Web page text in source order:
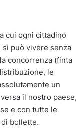
cui ogni cittadino
può vivere senza
concorrenza (finta
le
un
il nostro paese,
e con tutte le
bollette.